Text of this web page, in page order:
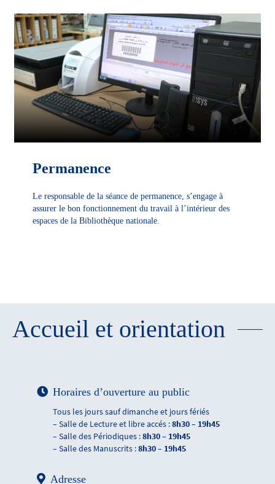
Permanence
Le responsable de la séance de permanence, s’engage à
assurer le bon fonctionnement du travail à l’intérieur des
espaces de la Bibliothèque nationale.
Accueil et orientation
Horaires d’ouverture au public
Tous les jours sauf dimanche et jours fériés
– Salle de Lecture et libre accés :8h30 – 19h45
– Salle des Périodiques :8h30 – 19h45
– Salle des Manuscrits :8h30 – 19h45
Adresse